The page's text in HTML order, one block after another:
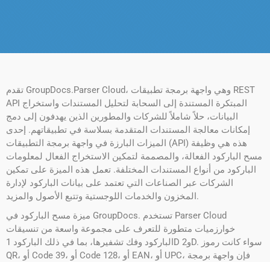
تقدم GroupDocs.Parser Cloud، وهي واجهة برمجة تطبيقات REST
API المبتكرة المستندة إلى السحابة لتحليل المستندات واستخراج
البيانات، حلاً شاملاً للشركات والمطورين الذين يهدفون إلى دمج
إمكانات معالجة المستندات المتقدمة بسلاسة في تطبيقاتهم. إحدى
الميزات البارزة في واجهة برمجة التطبيقات (API) هذه هي وظيفة
مسح الباركود الفعالة، والمصممة لتمكين الاستخراج الفعال لمعلومات
الباركود من أنواع المستندات المختلفة. تعمل هذه الميزة على تمكين
الشركات عبر الصناعات التي تعتمد على بيانات الباركود لإدارة
المخزون والخدمات اللوجستية وتتبع الأصول والمزيد.
ميزة مسح الباركود في GroupDocs. تستخدم Parser Cloud
خوارزميات متطورة للتعرف على مجموعة واسعة من تنسيقات
الباركود وفك تشفيرها، بما في ذلك الباركود 1D و2D. سواء كانت رموز
QR، أو Code 39، أو Code 128، أو EAN، أو UPC، فإن واجهة برمجة